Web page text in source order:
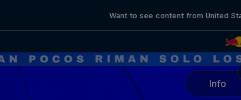
Want to see content from United
Info